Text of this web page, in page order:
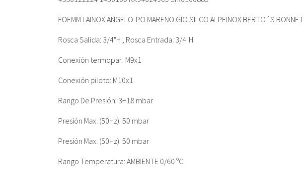
FOEMM LAINOX ANGELO-PO MARENO GIO SILCO ALPEINOX BERTO´S BONNET
Rosca Salida: 3/4"H ; Rosca Entrada: 3/4"H
Conexión termopar: M9x1
Conexión piloto: M10x1
Rango De Presión: 3÷18 mbar
Presión Max. (50Hz): 50 mbar
Presión Max. (50Hz): 50 mbar
Rango Temperatura: AMBIENTE 0/60 ºC